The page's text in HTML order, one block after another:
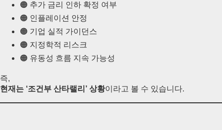
🟠 추가 금리 인하 확정 여부
🟠 인플레이션 안정
🟠 기업 실적 가이던스
🟠 지정학적 리스크
🟠 유동성 흐름 지속 가능성
즉,
현재는 ‘조건부 산타랠리’ 상황이라고 볼 수 있습니다.